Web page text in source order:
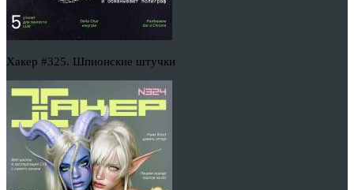
Хакер #325. Шпионские штучки